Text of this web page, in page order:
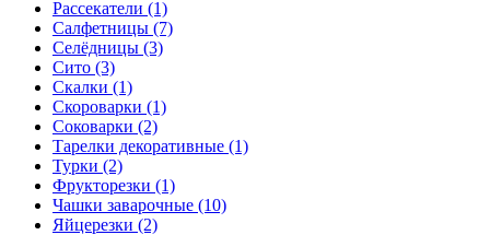
Рассекатели (1)
Салфетницы (7)
Селёдницы (3)
Сито (3)
Скалки (1)
Скороварки (1)
Соковарки (2)
Тарелки декоративные (1)
Турки (2)
Фрукторезки (1)
Чашки заварочные (10)
Яйцерезки (2)